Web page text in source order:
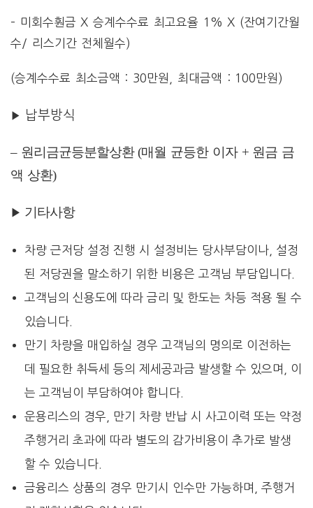
– 미회수훤금 X 승계수수료 최고요율 1% X (잔여기간월
수/ 리스기간 전체월수)
(승계수수료 최소금액 : 30만원, 최대금액 : 100만원)
▶ 납부방식
– 원리금균등분할상환 (매월 균등한 이자 + 원금 금
액 상환)
▶ 기타사항
차량 근저당 설정 진행 시 설정비는 당사부담이나, 설정
된 저당권을 말소하기 위한 비용은 고객님 부담입니다.
고객님의 신용도에 따라 금리 및 한도는 차등 적용 될 수
있습니다.
만기 차량을 매입하실 경우 고객님의 명의로 이전하는
데 필요한 취득세 등의 제세공과금 발생할 수 있으며, 이
는 고객님이 부담하여야 합니다.
운용리스의 경우, 만기 차량 반납 시 사고이력 또는 약정
주행거리 초과에 따라 별도의 감가비용이 추가로 발생
할 수 있습니다.
금융리스 상품의 경우 만기시 인수만 가능하며, 주행거